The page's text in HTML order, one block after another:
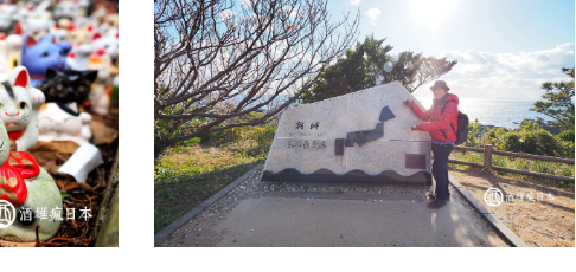
好好補充從關空一路開車過來流失的體力！…